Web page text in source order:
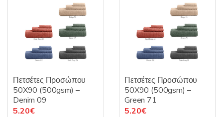
Πετσέτες Προσώπου
50X90 (500gsm) –
Denim 09
5.20€
Πετσέτες Προσώπου
50X90 (500gsm) –
Green 71
5.20€